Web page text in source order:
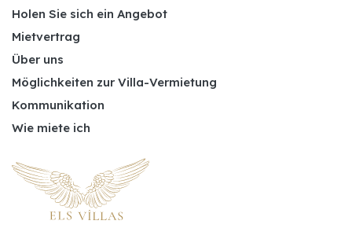
Holen Sie sich ein Angebot
Mietvertrag
Über uns
Möglichkeiten zur Villa-Vermietung
Kommunikation
Wie miete ich